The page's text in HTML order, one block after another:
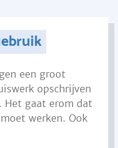
een groot
opschrijven
Het gaat erom dat
werken. Ook